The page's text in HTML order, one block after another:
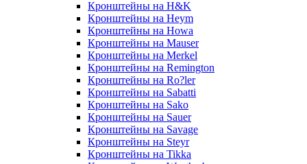
Кронштейны на H&K
Кронштейны на Heym
Кронштейны на Howa
Кронштейны на Mauser
Кронштейны на Merkel
Кронштейны на Remington
Кронштейны на Ro?ler
Кронштейны на Sabatti
Кронштейны на Sako
Кронштейны на Sauer
Кронштейны на Savage
Кронштейны на Steyr
Кронштейны на Tikka